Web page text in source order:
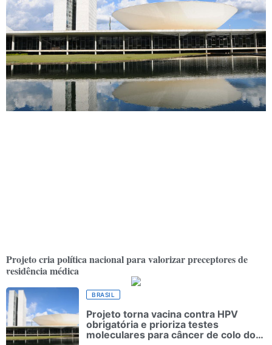
Projeto cria política nacional para valorizar preceptores de
residência médica
BRASIL
Projeto torna vacina contra HPV
obrigatória e prioriza testes
moleculares para câncer de colo do